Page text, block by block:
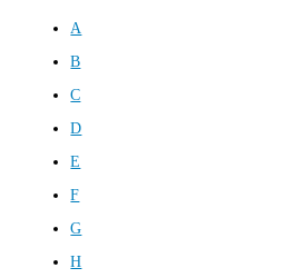
A
B
C
D
E
F
G
H